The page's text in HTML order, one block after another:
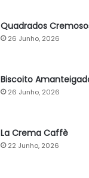
Quadrados
26 Junho, 2026
Biscoito
26 Junho, 2026
La Crema Caffè
22 Junho, 2026